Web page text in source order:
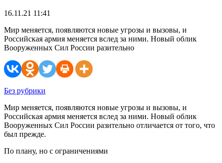
16.11.21 11:41
Мир меняется, появляются новые угрозы и вызовы, и
Российская армия меняется вслед за ними. Новый облик
Вооруженных Сил России разительно
Без рубрики
Мир меняется, появляются новые угрозы и вызовы, и
Российская армия меняется вслед за ними. Новый облик
Вооруженных Сил России разительно отличается от того, что
был прежде.
По плану, но с ограничениями